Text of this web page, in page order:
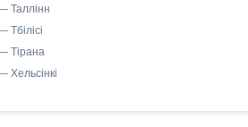
Таллінн
Тбілісі
Тірана
Хельсінкі